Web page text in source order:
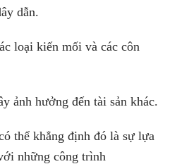
dẫn.
loại kiến mối và các côn
ảnh hưởng đến tài sản khác.
thể khẳng định đó là sự lựa
những công trình